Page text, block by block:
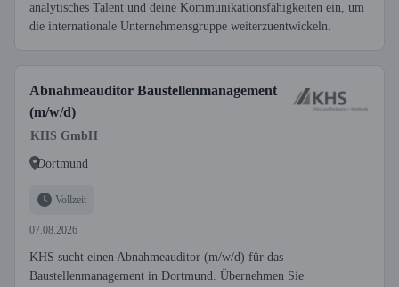
analytisches Talent und deine Kommunikationsfähigkeiten ein, um
die internationale Unternehmensgruppe weiterzuentwickeln.
Abnahmeauditor Baustellenmanagement
(m/w/d)
KHS GmbH
Dortmund
Vollzeit
07.08.2026
KHS sucht einen Abnahmeauditor (m/w/d) für das
Baustellenmanagement in Dortmund. Übernehmen Sie